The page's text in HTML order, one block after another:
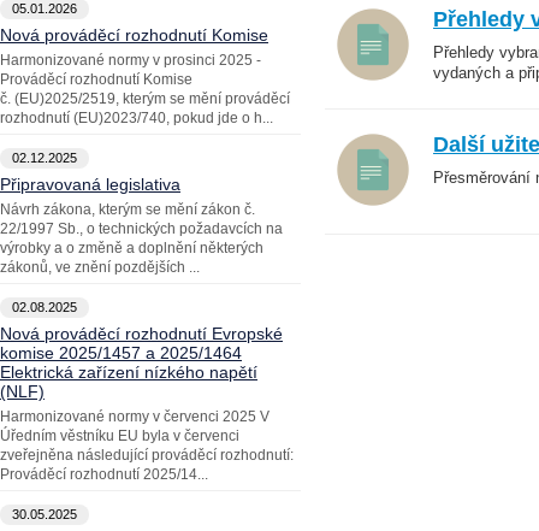
05.01.2026
Nová prováděcí rozhodnutí Komise
Harmonizované normy v prosinci 2025 -
Prováděcí rozhodnutí Komise
č. (EU)2025/2519, kterým se mění prováděcí
rozhodnutí (EU)2023/740, pokud jde o h...
02.12.2025
Připravovaná legislativa
Návrh zákona, kterým se mění zákon č.
22/1997 Sb., o technických požadavcích na
výrobky a o změně a doplnění některých
zákonů, ve znění pozdějších ...
02.08.2025
Nová prováděcí rozhodnutí Evropské
komise 2025/1457 a 2025/1464
Elektrická zařízení nízkého napětí
(NLF)
Harmonizované normy v červenci 2025 V
Úředním věstníku EU byla v červenci
zveřejněna následující prováděcí rozhodnutí:
Prováděcí rozhodnutí 2025/14...
30.05.2025
Přehledy
Přehledy
vydaných a
Další
Přesměrování